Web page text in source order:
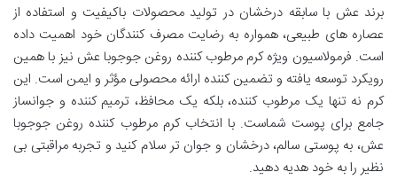
برند عش با سابقه درخشان در تولید محصولات باکیفیت و استفاده از
عصاره های طبیعی، همواره به رضایت مصرف کنندگان خود اهمیت داده
است. فرمولاسیون ویژه کرم مرطوب کننده روغن جوجوبا عش نیز با همین
رویکرد توسعه یافته و تضمین کننده ارائه محصولی مؤثر و ایمن است. این
کرم نه تنها یک مرطوب کننده، بلکه یک محافظ، ترمیم کننده و جوانساز
جامع برای پوست شماست. با انتخاب کرم مرطوب کننده روغن جوجوبا
عش، به پوستی سالم، درخشان و جوان تر سلام کنید و تجربه مراقبتی بی
نظیر را به خود هدیه دهید.